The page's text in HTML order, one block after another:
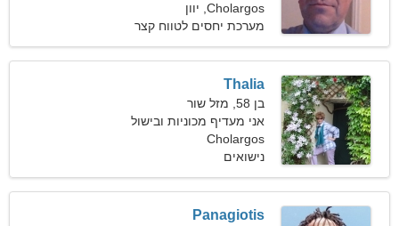
Cholargos, יוון
מערכת יחסים לטווח קצר
Thalia
בן 58, מזל שור
אני מעדיף מכוניות ובישול
Cholargos
נישואים
Panagiotis